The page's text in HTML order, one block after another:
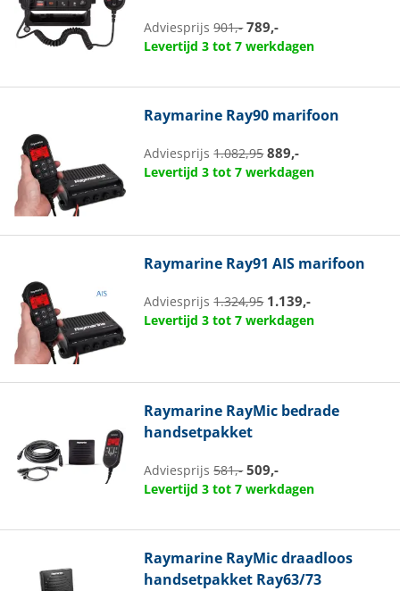
Adviesprijs901,- 789,-
Levertijd 3 tot 7 werkdagen
Raymarine Ray90 marifoon
Adviesprijs1.082,95 889,-
Levertijd 3 tot 7 werkdagen
Raymarine Ray91 AIS marifoon
Adviesprijs1.324,95 1.139,-
Levertijd 3 tot 7 werkdagen
Raymarine RayMic bedrade
handsetpakket
Adviesprijs581,- 509,-
Levertijd 3 tot 7 werkdagen
Raymarine RayMic draadloos
handsetpakket Ray63/73